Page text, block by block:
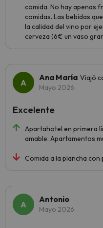
comida. No hay apenas
comidas. Las bebidas
la calidad del vino por
cerveza (6€ un vaso
Ana María Viajó
Mayo 2026
Apartahotel en primera
amable. Apartamentos
Comida a la plancha con
Excelente
Antonio
Mayo 2026